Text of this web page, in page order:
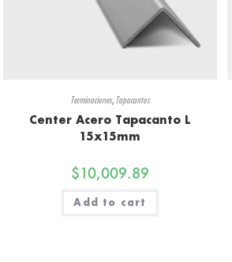
Terminaciones, Tapacantos
Center Acero Tapacanto L
15x15mm
$10,009.89
Add to cart